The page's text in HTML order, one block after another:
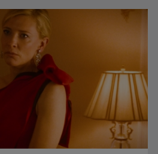
coreene: "Iljimae, hoţul fantomă",